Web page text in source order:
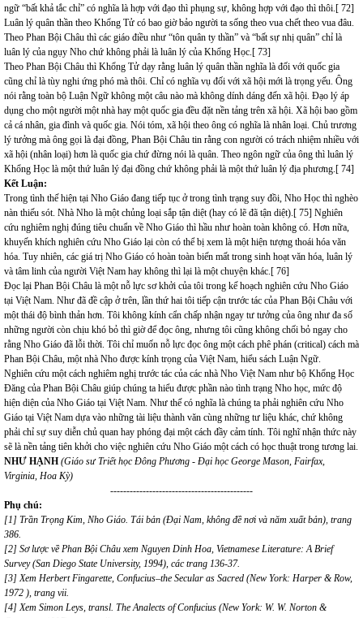
ngữ “bất khả tắc chỉ” có nghĩa là hợp với đạo thì phụng sự, không hợp với đạo thì thôi.[ 72]
Luân lý quân thần theo Khổng Tử có bao giờ bảo người ta sống theo vua chết theo vua đâu.
Theo Phan Bội Châu thì các giáo điều như “tôn quân ty thần” và “bất sự nhị quân” chỉ là
luân lý của ngụy Nho chứ không phải là luân lý của Khổng Học.[ 73]
Theo Phan Bội Châu thì Khổng Tử dạy rằng luân lý quân thần nghĩa là đối với quốc gia
cũng chỉ là tùy nghi ứng phó mà thôi. Chỉ có nghĩa vụ đối với xã hội mới là trọng yếu. Ông
nói rằng toàn bộ Luận Ngữ không một câu nào mà không dính dáng đến xã hội. Đạo lý áp
dụng cho một người một nhà hay một quốc gia đều đặt nền tảng trên xã hội. Xã hội bao gồm
cả cá nhân, gia đình và quốc gia. Nói tóm, xã hội theo ông có nghĩa là nhân loại. Chủ trương
lý tưởng mà ông gọi là đại đồng, Phan Bội Châu tin rằng con người có trách nhiệm nhiều với
xã hội (nhân loại) hơn là quốc gia chứ đừng nói là quân. Theo ngôn ngữ của ông thì luân lý
Khổng Học là một thứ luân lý đại đồng chứ không phải là một thứ luân lý địa phương.[ 74]
Kết Luận:
Trong tình thế hiện tại Nho Giáo đang tiếp tục ở trong tình trạng suy đồi, Nho Học thì nghèo
nàn thiếu sót. Nhà Nho là một chủng loại sắp tận diệt (hay có lẽ đã tận diệt).[ 75] Nghiên
cứu nghiêm nghị đúng tiêu chuẩn về Nho Giáo thì hầu như hoàn toàn không có. Hơn nữa,
khuyến khích nghiên cứu Nho Giáo lại còn có thể bị xem là một hiện tượng thoái hóa văn
hóa. Tuy nhiên, các giá trị Nho Giáo có hoàn toàn biến mất trong sinh hoạt văn hóa, luân lý
và tâm linh của người Việt Nam hay không thì lại là một chuyện khác.[ 76]
Đọc lại Phan Bội Châu là một nỗ lực sơ khởi của tôi trong kế hoạch nghiên cứu Nho Giáo
tại Việt Nam. Như đã đề cập ở trên, lần thứ hai tôi tiếp cận trước tác của Phan Bội Châu với
một thái độ bình thản hơn. Tôi không kính cẩn chấp nhận ngay tư tưởng của ông như đa số
những người còn chịu khó bỏ thì giờ để đọc ông, nhưng tôi cũng không chối bỏ ngay cho
rằng Nho Giáo đã lỗi thời. Tôi chỉ muốn nỗ lực đọc ông một cách phê phán (critical) cách mà
Phan Bội Châu, một nhà Nho được kính trọng của Việt Nam, hiểu sách Luận Ngữ.
Nghiên cứu một cách nghiêm nghị trước tác của các nhà Nho Việt Nam như bộ Khổng Học
Đăng của Phan Bội Châu giúp chúng ta hiểu được phần nào tình trạng Nho học, mức độ
hiện diện của Nho Giáo tại Việt Nam. Như thế có nghĩa là chúng ta phải nghiên cứu Nho
Giáo tại Việt Nam dựa vào những tài liệu thành văn cùng những tư liệu khác, chứ không
phải chỉ sự suy diễn chủ quan hay phóng đại một cách đầy cảm tính. Tôi nghĩ nhận thức này
sẽ là nền tảng tiên khởi cho việc nghiên cứu Nho Giáo một cách có học thuật trong tương lai.
NHƯ HẠNH (Giáo sư Triết học Đông Phương - Đại học George Mason, Fairfax,
Virginia, Hoa Kỳ)
--------------------------------------------
Phụ chú:
[1] Trần Trọng Kim, Nho Giáo. Tái bản (Đại Nam, không đề nơi và năm xuất bản), trang
386.
[2] Sơ lược về Phan Bội Châu xem Nguyen Dinh Hoa, Vietnamese Literature: A Brief
Survey (San Diego State University, 1994), các trang 136-37.
[3] Xem Herbert Fingarette, Confucius–the Secular as Sacred (New York: Harper & Row,
1972 ), trang vii.
[4] Xem Simon Leys, transl. The Analects of Confucius (New York: W. W. Norton &